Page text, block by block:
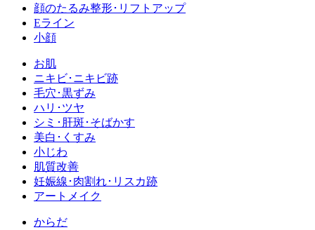
顔のたるみ整形･リフトアップ
Eライン
小顔
お肌
ニキビ･ニキビ跡
毛穴･黒ずみ
ハリ･ツヤ
シミ･肝斑･そばかす
美白･くすみ
小じわ
肌質改善
妊娠線･肉割れ･リスカ跡
アートメイク
からだ